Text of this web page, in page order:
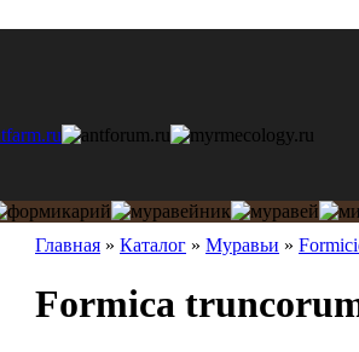
Главная » Каталог » Муравьи »
Formica